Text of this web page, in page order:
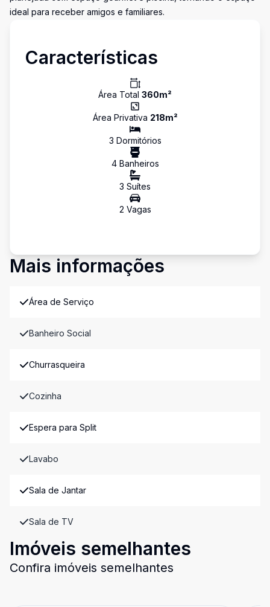
ideal para receber amigos e familiares.
Características
Área Total 360m²
Área Privativa 218m²
3 Dormitórios
4Banheiros
3 Suítes
2 Vagas
Mais informações
Área de Serviço
Banheiro Social
Churrasqueira
Cozinha
Espera para Split
Lavabo
Sala de Jantar
Sala de TV
Imóveis semelhantes
Confira imóveis semelhantes